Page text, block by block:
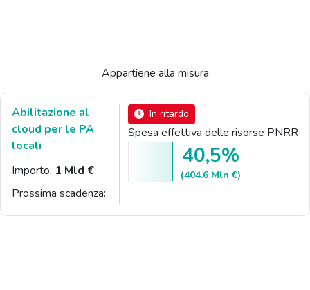
Appartiene alla misura
Abilitazione al
cloud per le PA
locali
Importo: 1 Mld €
Prossima scadenza:
In ritardo
Spesa effettiva delle risorse PNRR
40,5%
(404.6 Mln €)